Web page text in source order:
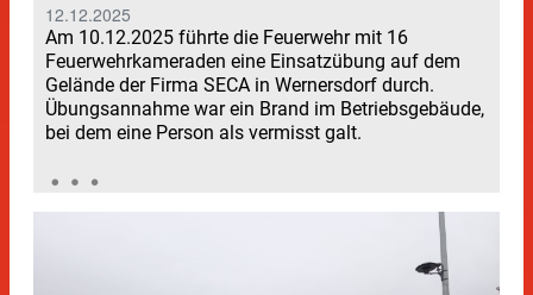
12.12.2025
Am 10.12.2025 führte die Feuerwehr mit 16
Feuerwehrkameraden eine Einsatzübung auf dem
Gelände der Firma SECA in Wernersdorf durch.
Übungsannahme war ein Brand im Betriebsgebäude,
bei dem eine Person als vermisst galt.